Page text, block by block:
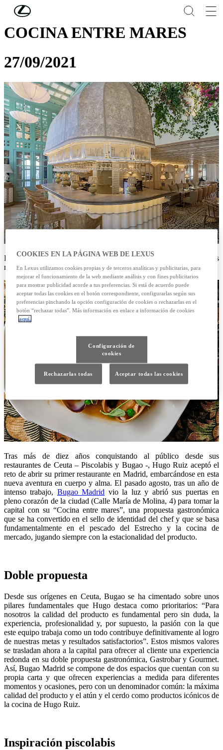
Skip to Main Content
COCINA ENTRE MARES
27/09/2021
Hugo Ruiz desembarca en Madrid el sabor de sus particulares
recetas con la apertura de Bugao.
Tras más de diez años conquistando al público desde sus
restaurantes de Ceuta – Piscolabis y Bugao -, Hugo Ruiz aceptó el
reto de abrir su primer restaurante en Madrid, embarcándose en esta
nueva aventura en cuerpo y alma. El pasado agosto, tras un año de
intenso trabajo, Bugao Madrid vio la luz y abrió sus puertas en
pleno corazón de la ciudad (Calle María de Molina, 4) para tomar la
capital con su “Cocina entre mares”, una propuesta gastronómica
que se ha convertido en el sello de identidad del chef y que se basa
fundamentalmente en el pescado del Estrecho y la cocina de
mercado, jugando siempre con la estacionalidad del producto.
Doble propuesta
Desde sus orígenes en Ceuta, Bugao se ha cimentado sobre unos
pilares fundamentales que Hugo destaca como prioritarios: “Para
nosotros la calidad del producto es fundamental pero sin duda, la
experiencia, profesionalidad y, por supuesto, la pasión con la que
este equipo trabaja como un todo contribuye definitivamente al logro
de nuestras metas y resultados satisfactorios”. Estos mismos valores
se trasladan ahora a la capital para ofrecer al cliente una experiencia
redonda en su doble propuesta gastronómica, Gastrobar y Gourmet.
Así, Bugao Madrid se compone de dos espacios que cuentan con su
propia carta y que ofrecen experiencias a medida para diferentes
momentos y ocasiones, pero con un denominador común: la máxima
calidad del producto y el atún y el cerdo como productos icónicos de
la cocina de Hugo Ruiz.
Inspiración piscolabis
COOKIES EN LA PÁGINA WEB DE LEXUS
En Lexus utilizamos cookies propias y de terceros analíticas y publicitarias, para
mejorar el funcionamiento de la web mediante análisis y con fines publicitarios
para mostrar publicidad acorde a tus preferencias. Si está de acuerdo puede
aceptar todas las cookies en el botón correspondiente, configurarlas según sus
preferencias pinchando la opción configuración de cookies o rechazarlas en el
botón “rechazar todas”. Más información en enlace a información de cookies
aquí.
Configuración de
cookies
Rechazarlas todas Aceptar todas las cookies